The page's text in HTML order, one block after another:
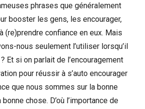
phrases que généralement
booster les gens, les encourager,
(re)prendre confiance en eux. Mais
nous seulement l’utiliser lorsqu’il
Et si on parlait de l’encouragement
pour réussir à s’auto encourager
que nous sommes sur la bonne
chose. D’où l’importance de